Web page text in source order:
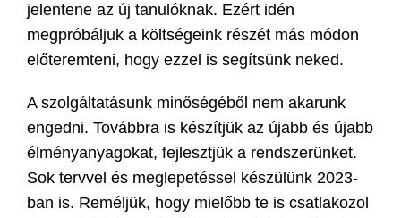
jelentene az új tanulóknak. Ezért idén
megpróbáljuk a költségeink részét más módon
előteremteni, hogy ezzel is segítsünk neked.
A szolgáltatásunk minőségéből nem akarunk
engedni. Továbbra is készítjük az újabb és újabb
élményanyagokat, fejlesztjük a rendszerünket.
Sok tervvel és meglepetéssel készülünk 2023-
ban is. Reméljük, hogy mielőbb te is csatlakozol